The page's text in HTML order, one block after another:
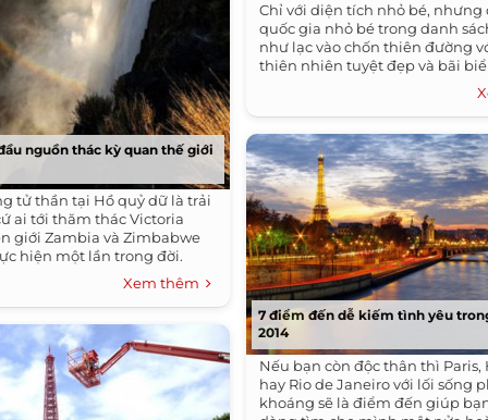
nguồn thác kỳ quan thế giới
tử thần tại Hồ quỷ dữ là trải
ai tới thăm thác Victoria
giới Zambia và Zimbabwe
hiện một lần trong đời.
Xem thêm
Chỉ với diện tích nhỏ bé, nhưng
quốc gia nhỏ bé trong danh
như lạc vào chốn thiên đường
thiên nhiên tuyệt đẹp và bãi
7 điểm đến dễ kiếm tình yêu
2014
Nếu bạn còn độc thân thì Paris,
hay Rio de Janeiro với lối sống
khoáng sẽ là điểm đến giúp